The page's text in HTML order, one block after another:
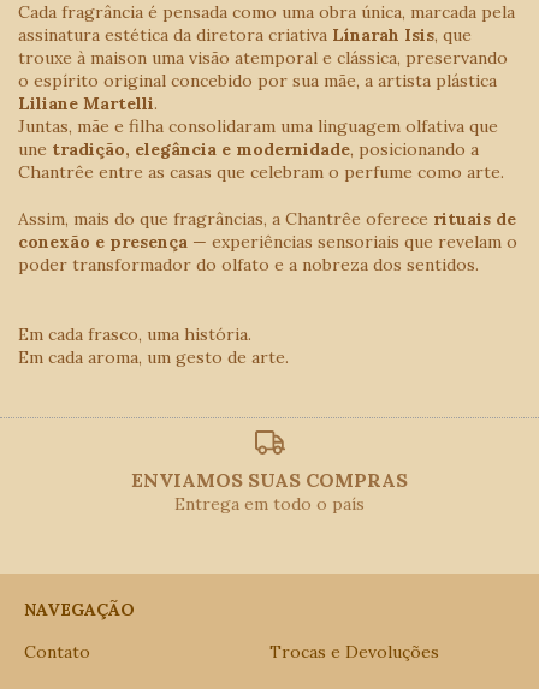
Cada fragrância é pensada como uma obra única, marcada pela
assinatura estética da diretora criativa Línarah Isis, que
trouxe à maison uma visão atemporal e clássica, preservando
o espírito original concebido por sua mãe, a artista plástica
Liliane Martelli.
Juntas, mãe e filha consolidaram uma linguagem olfativa que
une tradição, elegância e modernidade, posicionando a
Chantrêe entre as casas que celebram o perfume como arte.
Assim, mais do que fragrâncias, a Chantrêe oferece rituais de
conexão e presença — experiências sensoriais que revelam o
poder transformador do olfato e a nobreza dos sentidos.
Em cada frasco, uma história.
Em cada aroma, um gesto de arte.
ENVIAMOS SUAS COMPRAS
Entrega em todo o país
NAVEGAÇÃO
Contato
Trocas e Devoluções